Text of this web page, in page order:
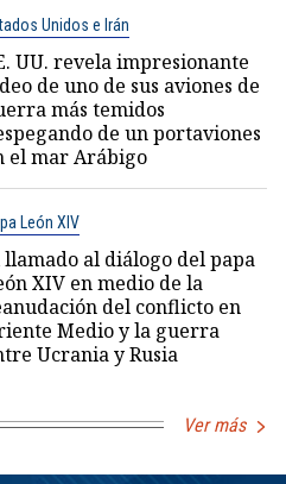
Unidos e Irán
UU. revela impresionante
de uno de sus aviones de
más temidos
de un portaviones
el mar Arábigo
León XIV
llamado al diálogo del papa
XIV en medio de la
del conflicto en
Medio y la guerra
Ucrania y Rusia
Ver más